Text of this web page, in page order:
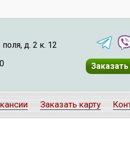
д. 2 к. 12
Заказать карту